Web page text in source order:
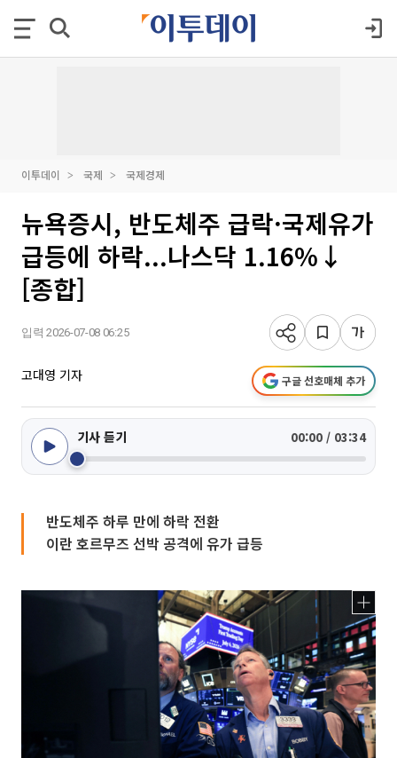
이투데이 국제 국제경제
뉴욕증시, 반도체주 급락·국제유가
급등에 하락...나스닥 1.16%↓
[종합]
입력 2026-07-08 06:25
고대영 기자 구글 선호매체 추가
기사 듣기 00:00 / 03:34
반도체주 하루 만에 하락 전환
이란 호르무즈 선박 공격에 유가 급등